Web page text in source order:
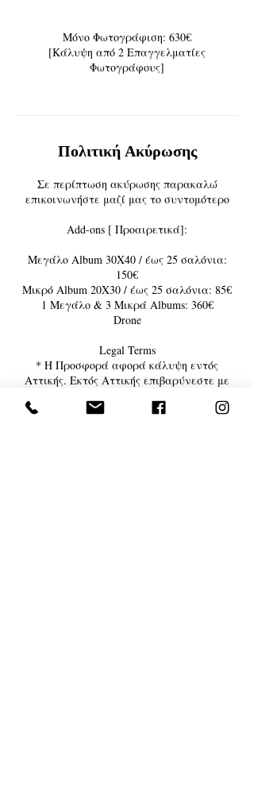
Μόνο Φωτογράφιση: 630€
[Κάλυψη από 2 Επαγγελματίες
Φωτογράφους]
Πολιτική Ακύρωσης
Σε περίπτωση ακύρωσης παρακαλώ
επικοινωνήστε μαζί μας το συντομότερο
Add-ons [ Προαιρετικά]:
Μεγάλο Album 30X40 / έως 25 σαλόνια:
150€
Μικρό Album 20X30 / έως 25 σαλόνια: 85€
1 Μεγάλο & 3 Μικρά Albums: 360€
Drone
Legal Terms
* H Προσφορά αφορά κάλυψη εντός
Αττικής. Εκτός Αττικής επιβαρύνεστε με
χρειαστεί.